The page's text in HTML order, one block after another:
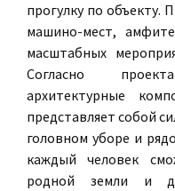
прогулку по объекту.
машино-мест,
масштабных
Согласно
архитектурные
представляет собой
головном уборе и
каждый человек
родной земли и